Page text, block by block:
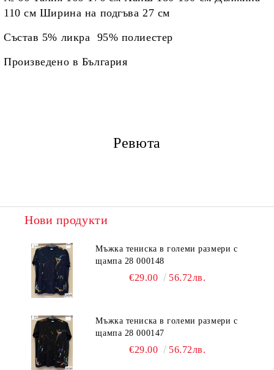
110 см Ширина на подгъва 27 см
Състав 5% ликра 95% полиестер
Произведено в България
Ревюта
Нови продукти
Мъжка тениска в големи размери с
щампа 28 000148
€29.00 56.72лв.
Мъжка тениска в големи размери с
щампа 28 000147
€29.00 56.72лв.